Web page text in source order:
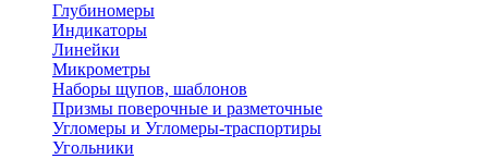
Глубиномеры
Индикаторы
Линейки
Микрометры
Наборы щупов, шаблонов
Призмы поверочные и разметочные
Угломеры и Угломеры-траспортиры
Угольники